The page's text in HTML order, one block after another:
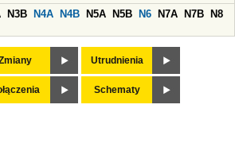
N3B N4A N4B N5A N5B N6 N7A N7B
N8
Utrudnienia
Schematy